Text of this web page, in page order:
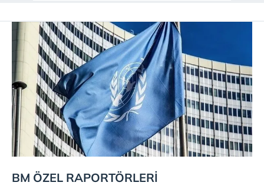
BM ÖZEL RAPORTÖRLERİ